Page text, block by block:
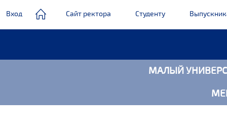
Вход Сайт ректора Студенту
МАЛЫЙ